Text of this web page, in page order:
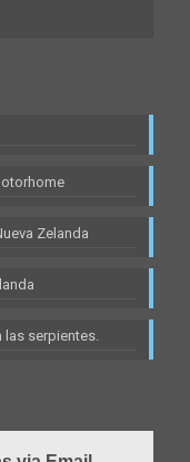
Zelanda
serpientes.